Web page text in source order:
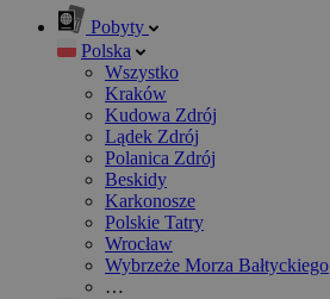
Pobyty
Polska
Wszystko
Kraków
Kudowa Zdrój
Lądek Zdrój
Polanica Zdrój
Beskidy
Karkonosze
Polskie Tatry
Wrocław
Wybrzeże Morza Bałtyckiego
…